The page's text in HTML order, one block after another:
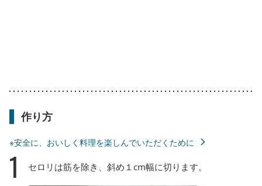
作り方
※安全に、おいしく料理を楽しんでいただくために
1 セロリは筋を除き、斜め１cm幅に切ります。